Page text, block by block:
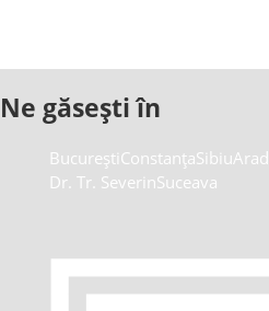
Ne găsești în
București ConstanțaSibiuArad
Dr. Tr. SeverinSuceava